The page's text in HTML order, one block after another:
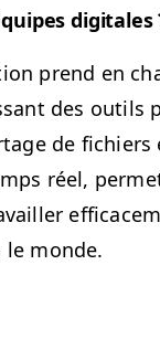
digitales
prend en
des out­ils
de
réel,
le monde.